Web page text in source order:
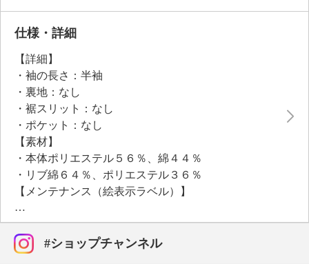
●普段と同じサイズをおすすめ
仕様・詳細
【詳細】
・袖の長さ：半袖
・裏地：なし
・裾スリット：なし
・ポケット：なし
【素材】
・本体ポリエステル５６％、綿４４％
・リブ綿６４％、ポリエステル３６％
【メンテナンス（絵表示ラベル）】
・洗濯機：可
・漂白処理：塩素系・酸素系漂白不可
・タンブル乾燥：不可
・自然乾燥：日陰の吊り干し
#ショップチャンネル